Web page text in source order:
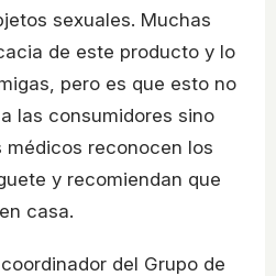
sexuales. Muchas
de este producto y lo
pero es que esto no
las consumidores sino
médicos reconocen los
y recomiendan que
casa.
del Grupo de